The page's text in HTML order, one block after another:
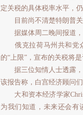
定关税的具体税率水平，
目前尚不清楚特朗普关
据媒体周二晚间报道，
俄克拉荷马州共和党众
的“上限”，宣布的关税将
据三位知情人士透露，
该报告称，白宫经济顾问
大和资本经济学家Chris
为我们知道，未来还会有